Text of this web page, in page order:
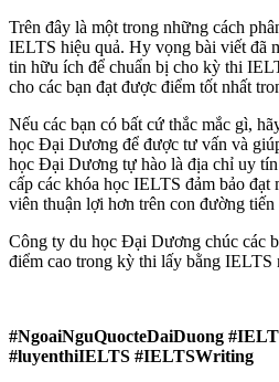
Trên đây là một trong những cách
IELTS hiệu quả. Hy vọng bài viết đã
tin hữu ích để chuẩn bị cho kỳ thi
cho các bạn đạt được điểm tốt nhất
Nếu các bạn có bất cứ thắc mắc gì,
học Đại Dương để được tư vấn và
học Đại Dương tự hào là địa chỉ uy
cấp các khóa học IELTS đảm bảo đạt
viên thuận lợi hơn trên con đường tiến
Công ty du học Đại Dương chúc các
điểm cao trong kỳ thi lấy bằng IELTS
#NgoaiNguQuocteDaiDuong
#luyenthiIELTS #IELTSWriting